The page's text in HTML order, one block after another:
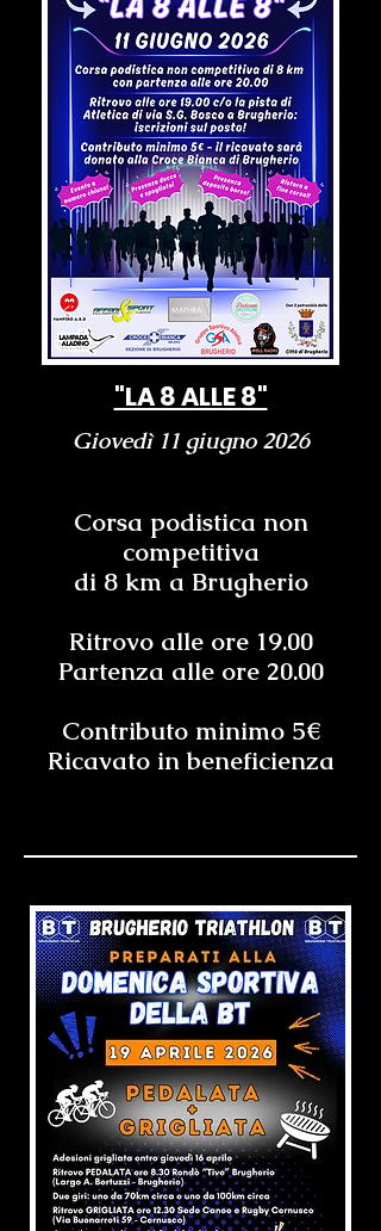
"LA 8 ALLE 8"
Giovedì 11 giugno 2026
Corsa podistica non
competitiva
di 8 km a Brugherio
Ritrovo alle ore 19.00​
Partenza alle ore 20.00
Contributo minimo 5€
Ricavato in beneficienza